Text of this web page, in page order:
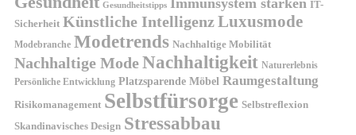
Gesundheitstipps
IT-
Sicherheit Künstliche IntelligenzLuxusmode
Modebranche Modetrends Nachhaltige Mobilität
Nachhaltige ModeNachhaltigkeit Naturerlebnis
Persönliche Entwicklung Platzsparende Möbel Raumgestaltung
Risikomanagement Selbstfürsorge Selbstreflexion
Skandinavisches Design Stressabbau